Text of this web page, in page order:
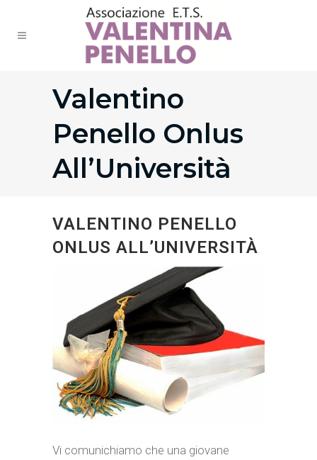
Valentino
Penello Onlus
All’Università
VALENTINO PENELLO
ONLUS ALL’UNIVERSITÀ
Vi comunichiamo che una giovane